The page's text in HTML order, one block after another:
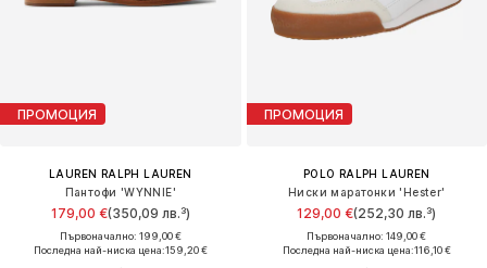
ПРОМОЦИЯ
LAUREN RALPH LAUREN
Пантофи 'WYNNIE'
179,00 €(350,09 лв.³)
Първоначално: 199,00 €
Последна най-ниска цена:159,20 €
ПРОМОЦИЯ
POLO RALPH LAUREN
Ниски маратонки 'Hester'
129,00 €(252,30 лв.³)
Първоначално: 149,00 €
Последна най-ниска цена:116,10 €